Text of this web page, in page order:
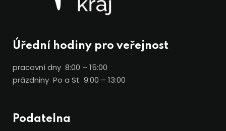
Úřední hodiny pro veřejnost
pracovní dny 8:00 – 15:00
prázdniny Po a St 9:00 – 13:00
Podatelna